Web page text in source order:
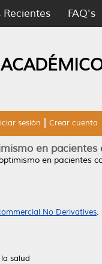
Recientes FAQ's
sesión Crear cuenta
en
en pacientes
No Derivatives.
salud